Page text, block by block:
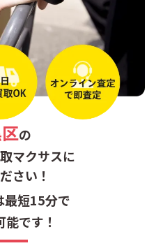
目黒
八雲
の
マクサスに
さい！
最短15分で
です！